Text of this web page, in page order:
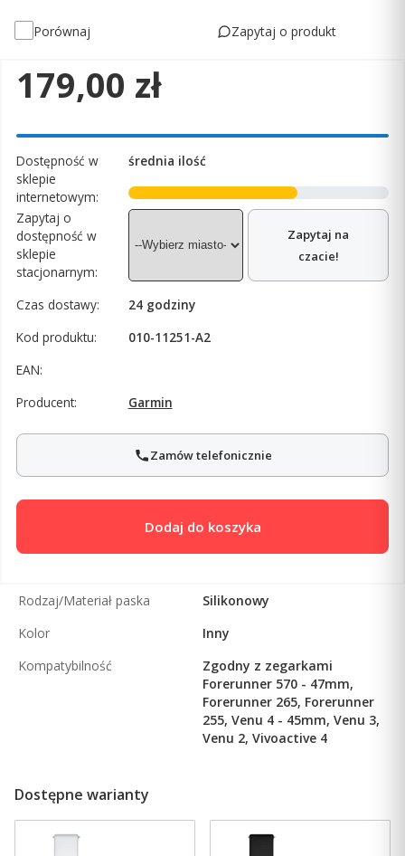
Porównaj Zapytaj o produkt
Cena
179,00 zł
Dostępność w
sklepie
internetowym:
średnia ilość
Zapytaj o
dostępność w
sklepie
stacjonarnym:
Zapytaj na
czacie!
Czas dostawy:
24 godziny
Kod produktu:
010-11251-A2
EAN:
Producent:
Garmin
Zamów telefonicznie
Dodaj do koszyka
Rodzaj/Materiał paska
Silikonowy
Kolor
Inny
Kompatybilność
Zgodny z zegarkami
Forerunner 570 - 47mm,
Forerunner 265, Forerunner
255, Venu 4 - 45mm, Venu 3,
Venu 2, Vivoactive 4
Dostępne warianty